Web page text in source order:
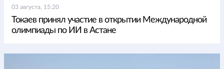
03 августа, 15:20
Токаев принял участие в открытии Международной
олимпиады по ИИ в Астане